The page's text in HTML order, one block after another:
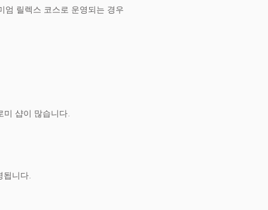
엄 릴렉스 코스로 운영되는 경우
미 샵이 많습니다.
됩니다.